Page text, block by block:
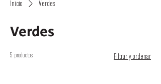
Inicio Verdes
Verdes
5 productos Filtrar y ordenar